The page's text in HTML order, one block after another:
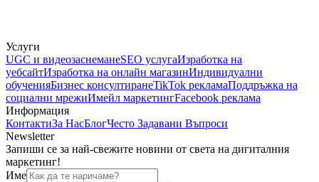
Услуги
UGC и видеозаснеманеSEO услугаИзработка на
уебсайтИзработка на онлайн магазинИндивидуални
обученияБизнес консултиранеTikTok рекламаПоддръжка на
социални мрежиИмейл маркетингFacebook реклама
Информация
КонтактиЗа НасБлогЧесто Задавани Въпроси
Newsletter
Запиши се за най-свежите новини от света на дигиталния
маркетинг!
Име